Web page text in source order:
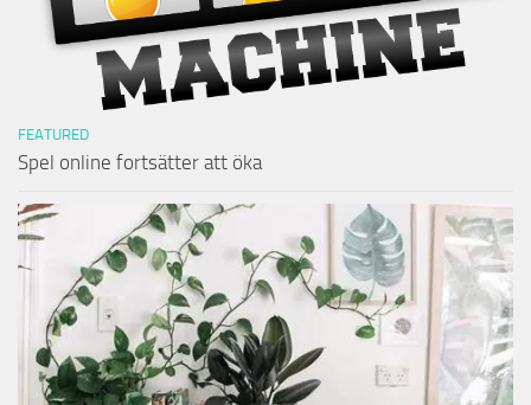
FEATURED
Spel online fortsätter att öka